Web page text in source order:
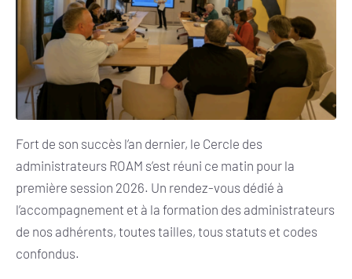
Fort de son succès l’an dernier, le Cercle des
administrateurs ROAM s’est réuni ce matin pour la
première session 2026. Un rendez-vous dédié à
l’accompagnement et à la formation des administrateurs
de nos adhérents, toutes tailles, tous statuts et codes
confondus.